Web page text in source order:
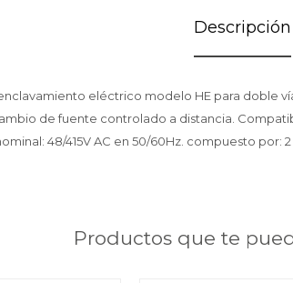
Descripción
eléctrico modelo HE para doble
de fuente controlado a distancia.
48/415V AC en 50/60Hz. compuesto por: 2
Productos que te